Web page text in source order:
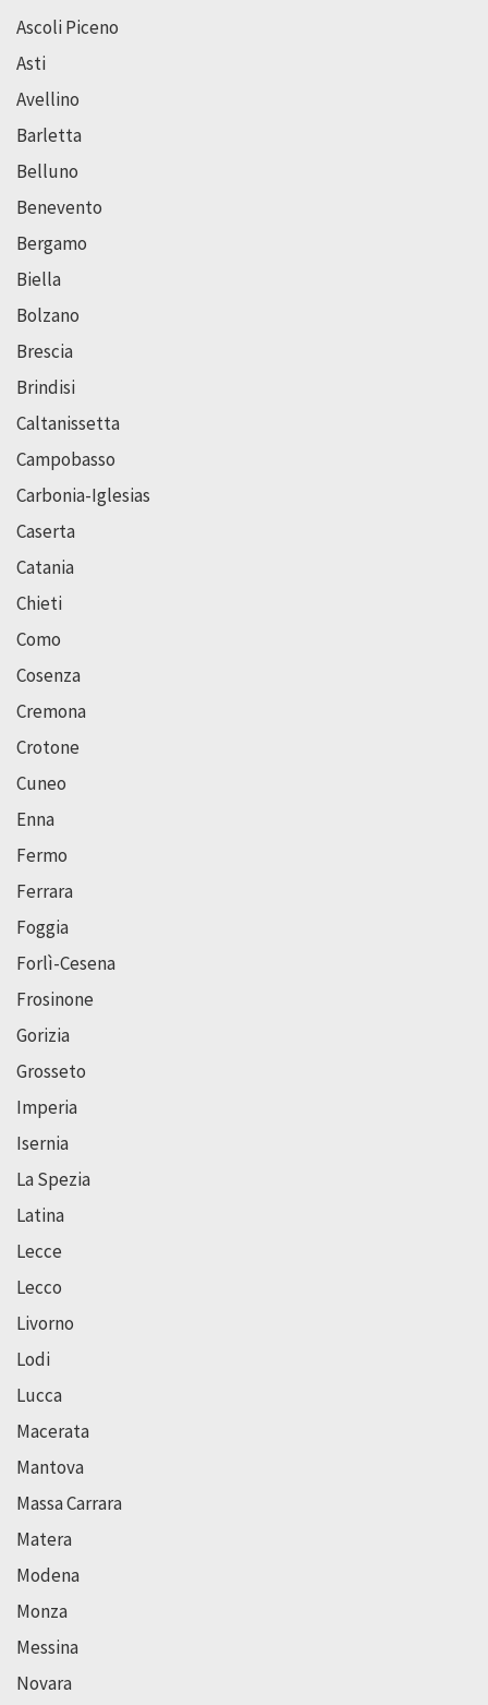
Ascoli Piceno
Asti
Avellino
Barletta
Belluno
Benevento
Bergamo
Biella
Bolzano
Brescia
Brindisi
Caltanissetta
Campobasso
Carbonia-Iglesias
Caserta
Catania
Chieti
Como
Cosenza
Cremona
Crotone
Cuneo
Enna
Fermo
Ferrara
Foggia
Forlì-Cesena
Frosinone
Gorizia
Grosseto
Imperia
Isernia
La Spezia
Latina
Lecce
Lecco
Livorno
Lodi
Lucca
Macerata
Mantova
Massa Carrara
Matera
Modena
Monza
Messina
Novara